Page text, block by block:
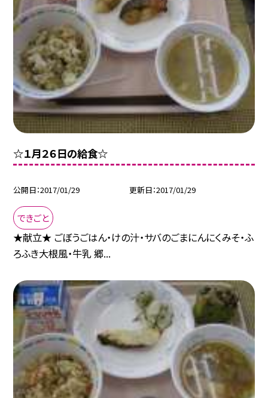
☆１月２６日の給食☆
公開日 2017/01/29 更新日 2017/01/29
できごと
★献立★ ごぼうごはん・けの汁・サバのごまにんにくみそ・ふ
ろふき大根風・牛乳 郷...